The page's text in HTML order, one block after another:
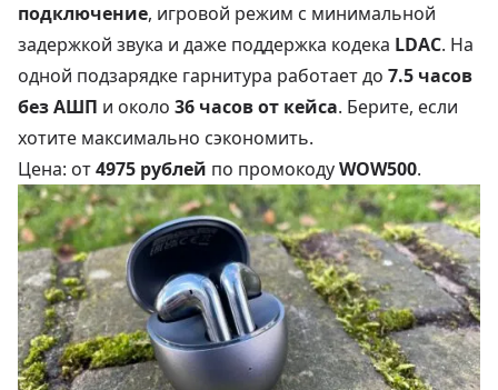
подключение, игровой режим с минимальной
задержкой звука и даже поддержка кодека LDAC. На
одной подзарядке гарнитура работает до 7.5 часов
без АШП и около 36 часов от кейса. Берите, если
хотите максимально сэкономить.
Цена: от4975 рублей по промокодуWOW500.